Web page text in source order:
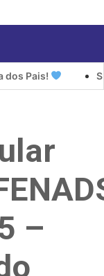
–